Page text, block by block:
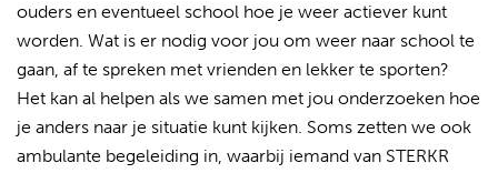
ouders en eventueel school hoe je weer actiever kunt
worden. Wat is er nodig voor jou om weer naar school te
gaan, af te spreken met vrienden en lekker te sporten?
Het kan al helpen als we samen met jou onderzoeken hoe
je anders naar je situatie kunt kijken. Soms zetten we ook
ambulante begeleiding in, waarbij iemand van STERKR